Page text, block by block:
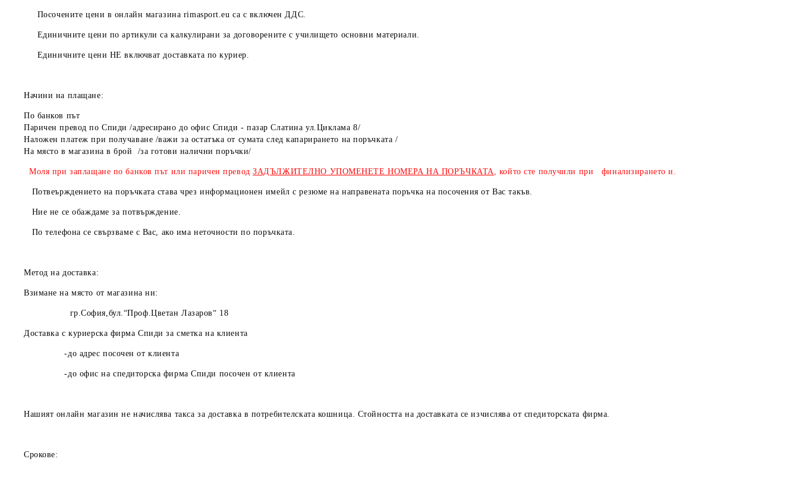
Посочените цени в онлайн магазина rimasport.eu са с включен ДДС.
Единичните цени по артикули са калкулирани за договорените с училището основни материали.
Единичните цени НЕвключват доставката по куриер.
Начини на плащане:
По банков път
Паричен превод по Спиди /адресирано до офис Спиди - пазар Слатина ул.Циклама 8/
Наложен платеж при получаване /важи за остатъка от сумата след капарирането на поръчката /
На място в магазина в брой /за готови налични поръчки/
Моля при заплащане по банков път или паричен преводЗАДЪЛЖИТЕЛНО УПОМЕНЕТЕ НОМЕРА НА ПОРЪЧКАТА, който сте получили при финализирането и.
Потвеърждението на поръчката става чрез информационен имейл с резюме на направената поръчка на посочения от Вас такъв.
Ние не се обаждаме за потвърждение.
По телефона се свързваме с Вас, ако има неточности по поръчката.
Метод на доставка:
Взимане на място от магазина ни:
гр.София,бул.“Проф.Цветан Лазаров“ 18
Доставка с куриерска фирма Спиди за сметка на клиента
-до адрес посочен от клиента
-до офис на спедиторска фирма Спиди посочен от клиента
Нашият онлайн магазин не начислява такса за доставка в потребителската кошница. Стойността на доставката се изчислява от спедиторската фирма.
Срокове: